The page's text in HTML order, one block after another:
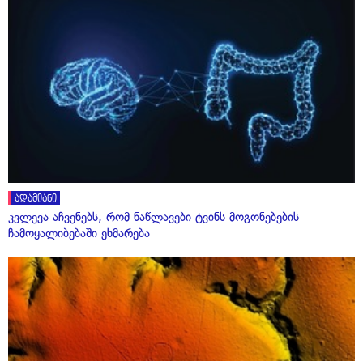
ადამიანი
კვლევა აჩვენებს, რომ ნაწლავები ტვინს მოგონებების
ჩამოყალიბებაში ეხმარება